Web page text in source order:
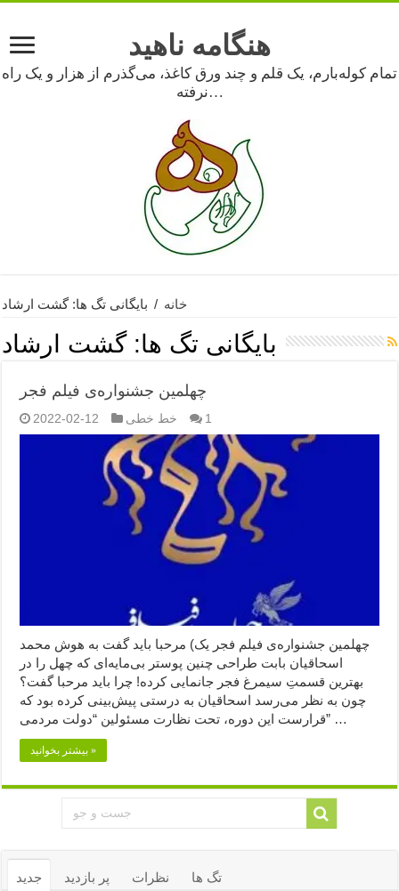
هنگامه ناهید
تمام کوله‌بارم، یک قلم و چند ورق کاغذ، می‌گذرم از هزار و یک راه
نرفته…
خانه / بایگانی تگ ها: گشت ارشاد
بایگانی تگ ها:گشت ارشاد
چهلمین جشنواره‌ی فیلم فجر
2022-02-12 خط خطی 1
چهلمین جشنواره‌ی فیلم فجر یک) مرحبا باید گفت به هوش محمد
اسحاقیان بابت طراحی چنین پوستر بی‌مایه‌ای که چهل را در
بهترین قسمتِ سیمرغ فجر جانمایی کرده! چرا باید مرحبا گفت؟
چون به نظر می‌رسد اسحاقیان به درستی پیش‌بینی کرده بود که
قرارست این دوره، تحت نظارت مسئولین “دولت مردمی” …
بیشتر بخوانید »
جدید پر بازدید نظرات تگ ها